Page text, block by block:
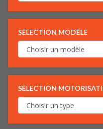
SÉLECTION MODÈLE
SÉLECTION